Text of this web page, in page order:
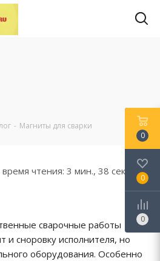
- Магниты для сварки
чтения: 3 мин., 38 сек.
сварочные работы
и сноровку исполнителя, но
оборудования. Особенно
0
0
0